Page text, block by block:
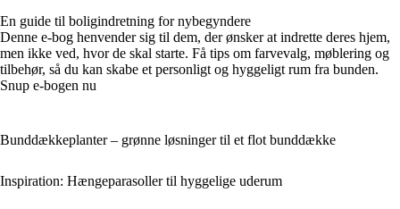
En guide til boligindretning for nybegyndere
Denne e-bog henvender sig til dem, der ønsker at indrette deres hjem,
men ikke ved, hvor de skal starte. Få tips om farvevalg, møblering og
tilbehør, så du kan skabe et personligt og hyggeligt rum fra bunden.
Snup e-bogen nu
Bunddækkeplanter – grønne løsninger til et flot bunddække
Inspiration: Hængeparasoller til hyggelige uderum